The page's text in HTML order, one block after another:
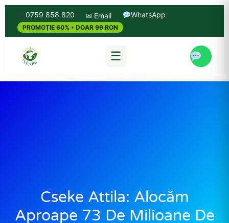
0759 858 820 ✉ Email WhatsApp
PROMOȚIE 60% • DOAR 99 RON
☰
Cseke Attila: Alocăm
Aproape 73 De Milioane De